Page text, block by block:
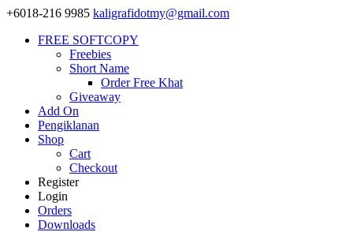
+6018-216 9985 kaligrafidotmy@gmail.com
FREE SOFTCOPY
Freebies
Short Name
Order Free Khat
Giveaway
Add On
Pengiklanan
Shop
Cart
Checkout
Register
Login
Orders
Downloads